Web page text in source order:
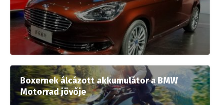
Boxernek álcázott akkumulátor a BMW
Motorrad jövője